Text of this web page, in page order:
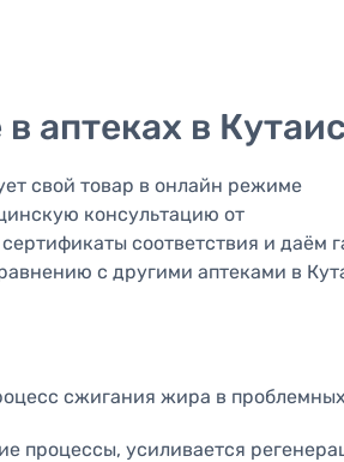
аптеках в
свой товар в онлайн режиме
консультацию от
соответствия и даём
с другими аптеками в
сжигания жира в
процессы, усиливается